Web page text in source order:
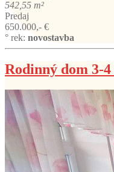
542,55 m²
Predaj
650.000,- €
° rek: novostavba
Rodinný dom 3-